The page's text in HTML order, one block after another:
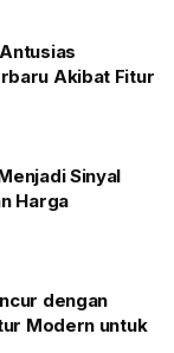
Pengunjung
Suzuki
MPV Listrik
SUV
memberikan
titik ini,
bantuan
Akibat Fitur
Sinyal
Harga
dengan
Modern untuk